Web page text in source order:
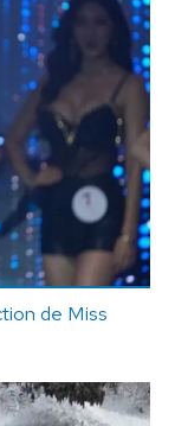
de Miss